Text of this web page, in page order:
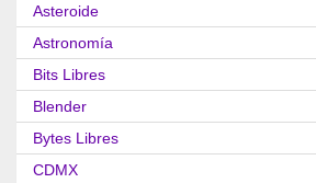
Asteroide
Astronomía
Bits Libres
Blender
Bytes Libres
CDMX